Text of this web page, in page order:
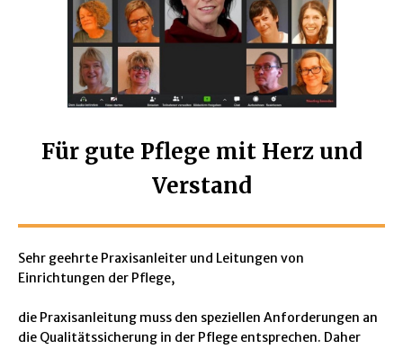
Für gute Pflege mit Herz und
Verstand
Sehr geehrte Praxisanleiter und Leitungen von
Einrichtungen der Pflege,
die Praxisanleitung muss den speziellen Anforderungen an
die Qualitätssicherung in der Pflege entsprechen. Daher